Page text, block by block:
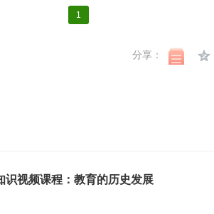
1
分享：
识视频课程：教育的历史发展